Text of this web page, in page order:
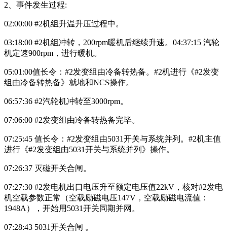
2、事件发生过程:
02:00:00 #2机组升温升压过程中。
03:18:00 #2机组冲转，200rpm暖机后继续升速。04:37:15 汽轮
机定速900rpm，进行暖机。
05:01:00值长令：#2发变组由冷备转热备。#2机进行《#2发变
组由冷备转热备》就地和NCS操作。
06:57:36 #2汽轮机冲转至3000rpm。
07:06:00 #2发变组由冷备转热备完毕。
07:25:45 值长令：#2发变组由5031开关与系统并列。#2机主值
进行《#2发变组由5031开关与系统并列》操作。
07:26:37 灭磁开关合闸。
07:27:30 #2发电机出口电压升至额定电压值22kV，核对#2发电
机空载参数正常（空载励磁电压147V，空载励磁电流值：
1948A），开始用5031开关同期并网。
07:28:43 5031开关合闸 。